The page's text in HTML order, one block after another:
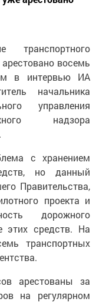
восемь
в интервью ИА
начальника
управления
надзора
с хранением
но данный
Правительства,
проекта и
дорожного
этих средств. На
транспортных
арестованы за
на регулярном